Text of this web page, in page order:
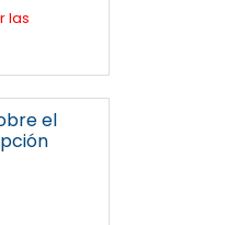
las
el